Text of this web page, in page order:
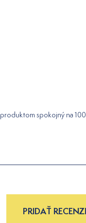
spokojný na
PRIDAŤ